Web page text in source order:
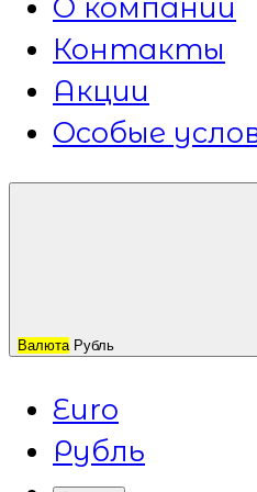
О компании
Контакты
Акции
Особые
Валюта Рубль
Euro
Рубль